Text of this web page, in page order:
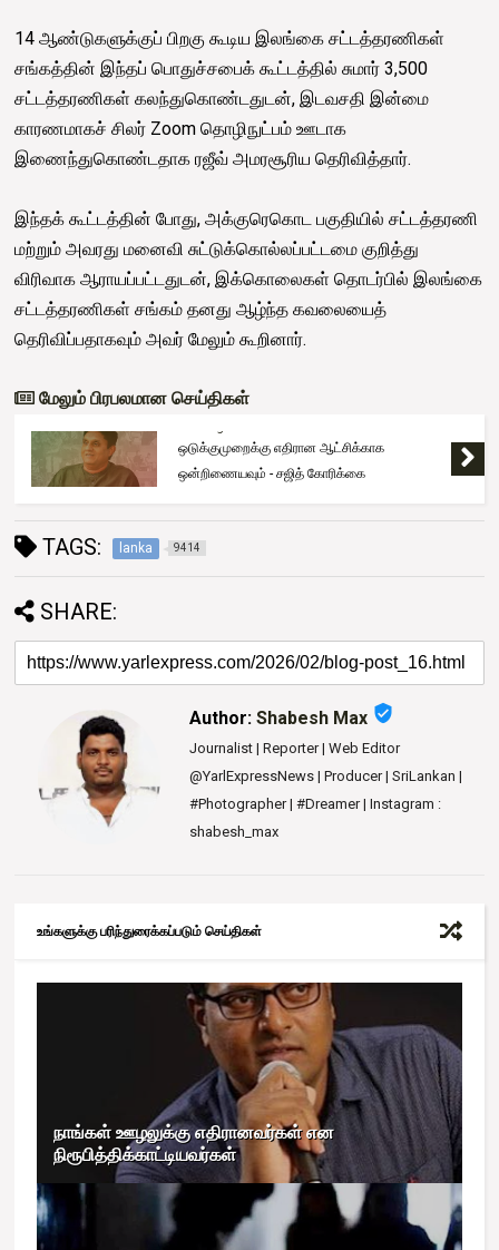
14 ஆண்டுகளுக்குப் பிறகு கூடிய இலங்கை சட்டத்தரணிகள்
சங்கத்தின் இந்தப் பொதுச்சபைக் கூட்டத்தில் சுமார் 3,500
சட்டத்தரணிகள் கலந்துகொண்டதுடன், இடவசதி இன்மை
காரணமாகச் சிலர் Zoom தொழிநுட்பம் ஊடாக
இணைந்துகொண்டதாக ரஜீவ் அமரசூரிய தெரிவித்தார்.
இந்தக் கூட்டத்தின் போது, அக்குரெகொட பகுதியில் சட்டத்தரணி
மற்றும் அவரது மனைவி சுட்டுக்கொல்லப்பட்டமை குறித்து
விரிவாக ஆராயப்பட்டதுடன், இக்கொலைகள் தொடர்பில் இலங்கை
சட்டத்தரணிகள் சங்கம் தனது ஆழ்ந்த கவலையைத்
தெரிவிப்பதாகவும் அவர் மேலும் கூறினார்.
மேலும் பிரபலமான செய்திகள்
ஒடுக்குமுறைக்கு எதிரான ஆட்சிக்காக
ஒன்றிணையவும் - சஜித் கோரிக்கை
TAGS: lanka 9414
SHARE:
Author:Shabesh Max verified_user
Journalist | Reporter | Web Editor
@YarlExpressNews | Producer | SriLankan |
#Photographer | #Dreamer | Instagram :
shabesh_max
உங்களுக்கு பரிந்துரைக்கப்படும் செய்திகள்
நாங்கள் ஊழலுக்கு எதிரானவர்கள் என
நிரூபித்திக்காட்டியவர்கள்